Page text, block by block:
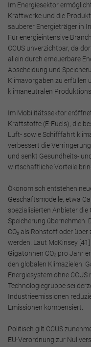
Im Energiesektor
Kraftwerke und die
sauberer Energieträger in
Für energieintensive
CCUS unverzichtbar, da
allein durch erneuerbare
Abscheidung und
Klimavorgaben zu erfüllen
klimaneutralen
Im Mobilitätssektor
Kraftstoffe (E-Fuels), die
Luft- sowie Schifffahrt
verbessert die
und senkt Gesundheits-
wirtschaftliche Vorteile
Ökonomisch entstehen
Geschäftsmodelle, etwa
spezialisierten Anbieter die
Speicherung übernehmen.
CO₂ als Rohstoff oder
werden. Laut McKinsey
Gigatonnen CO₂ pro Jahr
den globalen Klimazielen.
Energiesystem ohne
Technologiegruppe sei
Industrieemissionen
Emissionen kompensiert.
Politisch gilt CCUS
EU-Verordnung zur